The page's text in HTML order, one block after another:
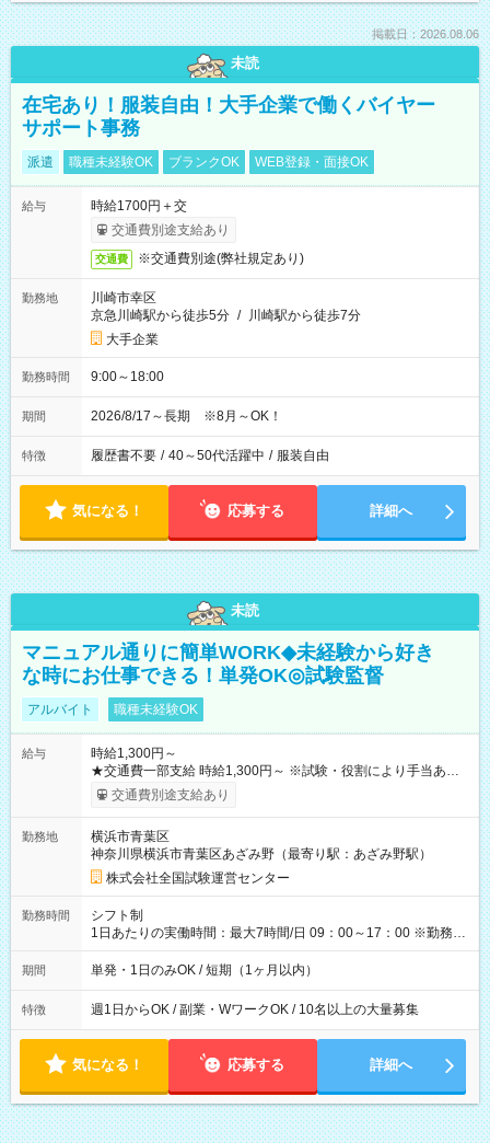
掲載日：2026.08.06
未読
在宅あり！服装自由！大手企業で働くバイヤー
サポート事務
派遣 職種未経験OK ブランクOK WEB登録・面接OK
給与
時給1700円＋交
交通費別途支給あり
交通費 ※交通費別途(弊社規定あり)
勤務地
川崎市幸区
京急川崎駅から徒歩5分 / 川崎駅から徒歩7分
大手企業
勤務時間 9:00～18:00
期間 2026/8/17～長期 ※8月～OK！
特徴 履歴書不要 / 40～50代活躍中 / 服装自由
気になる！ 応募する 詳細へ
未読
マニュアル通りに簡単WORK◆未経験から好き
な時にお仕事できる！単発OK◎試験監督
アルバイト 職種未経験OK
給与
時給1,300円～
★交通費一部支給 時給1,300円～ ※試験・役割により手当あり
※勤務回数により昇給あり 【即給（前払い）オプションあ
り！】 希望される場合、勤務から1週間ほどで給与の一部を受け
例】 ・河合塾模擬試験 8:30～17:30（休憩1時間） 時給1,300円
×8時間＝日収10,400円＋交通費 ※当日の役割により時給＋100
円の場合あり ・国家試験 7:00～13:30（休憩なし） 時給1,300
円（役割手当＋100円）×6時間＝日収8,400円＋交通費 【試用期
間】試用期間なし
交通費別途支給あり
勤務地
横浜市青葉区
神奈川県横浜市青葉区あざみ野（最寄り駅：あざみ野駅）
株式会社全国試験運営センター
勤務時間
シフト制
1日あたりの実働時間：最大7時間/日 09：00～17：00 ※勤務時
間は 試験により異なります。
期間 単発・1日のみOK / 短期（1ヶ月以内）
特徴 週1日からOK / 副業・WワークOK / 10名以上の大量募集
気になる！ 応募する 詳細へ